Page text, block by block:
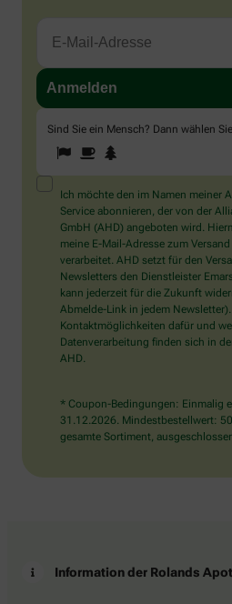
Sind Sie ein Mensch? Dann wählen
Sind
Sie
ein
Mensch?
Dann
wählen
Sie
bitte
die
Tasse.
1 2
Ich möchte den im Namen meiner
Service abonnieren, der von der
GmbH (AHD) angeboten wird.
meine E-Mail-Adresse zum
verarbeitet. AHD setzt für den
Newsletters den Dienstleister
kann jederzeit für die Zukunft
Abmelde-Link in jedem
Kontaktmöglichkeiten dafür und
Datenverarbeitung finden sich in
AHD.
* Coupon-Bedingungen: Einmalig
31.12.2026. Mindestbestellwert:
gesamte Sortiment,
Information der Rolands